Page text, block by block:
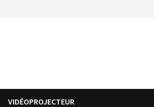
VIDÉOPROJECTEUR